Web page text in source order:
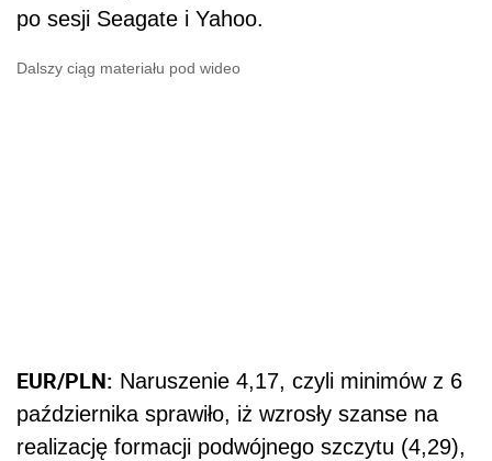
po sesji Seagate i Yahoo.
Dalszy ciąg materiału pod wideo
EUR/PLN: Naruszenie 4,17, czyli minimów z 6
października sprawiło, iż wzrosły szanse na
realizację formacji podwójnego szczytu (4,29),